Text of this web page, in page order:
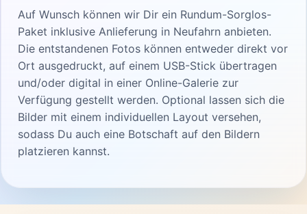
Auf Wunsch können wir Dir ein Rundum-Sorglos-
Paket inklusive Anlieferung in Neufahrn anbieten.
Die entstandenen Fotos können entweder direkt vor
Ort ausgedruckt, auf einem USB-Stick übertragen
und/oder digital in einer Online-Galerie zur
Verfügung gestellt werden. Optional lassen sich die
Bilder mit einem individuellen Layout versehen,
sodass Du auch eine Botschaft auf den Bildern
platzieren kannst.